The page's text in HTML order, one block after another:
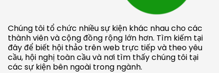
Chúng tôi tổ chức nhiều sự kiện khác nhau cho các
thành viên và cộng đồng rộng lớn hơn. Tìm kiếm tại
đây để biết hội thảo trên web trực tiếp và theo yêu
cầu, hội nghị toàn cầu và nơi tìm thấy chúng tôi tại
các sự kiện bên ngoài trong ngành.